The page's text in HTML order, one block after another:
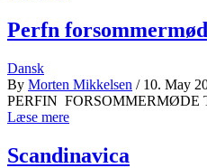
Perfn
Dansk
By Morten Mikkelsen / 10. May
PERFIN FORSOMMERMØDE
Læse mere
Scandinavica